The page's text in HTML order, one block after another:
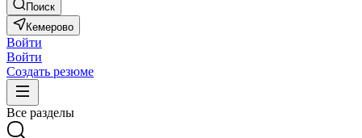
Поиск
Кемерово
Войти
Войти
Создать резюме
Все разделы